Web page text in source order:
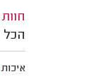
הכל
איכות